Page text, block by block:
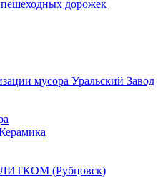
дорожек
мусора Уральский Завод
ЛИТКОМ (Рубцовск)